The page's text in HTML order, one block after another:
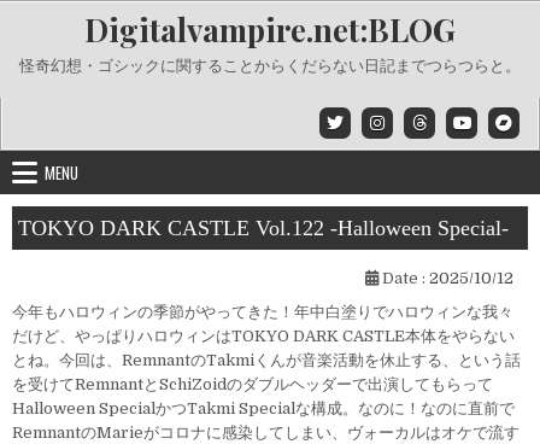
content
Digitalvampire.net:BLOG
怪奇幻想・ゴシックに関することからくだらない日記までつらつらと。
MENU
TOKYO DARK CASTLE Vol.122 -Halloween Special-
Date : 2025/10/12
今年もハロウィンの季節がやってきた！年中白塗りでハロウィンな我々
だけど、やっぱりハロウィンはTOKYO DARK CASTLE本体をやらない
とね。今回は、RemnantのTakmiくんが音楽活動を休止する、という話
を受けてRemnantとSchiZoidのダブルヘッダーで出演してもらって
Halloween SpecialかつTakmi Specialな構成。なのに！なのに直前で
RemnantのMarieがコロナに感染してしまい、ヴォーカルはオケで流す